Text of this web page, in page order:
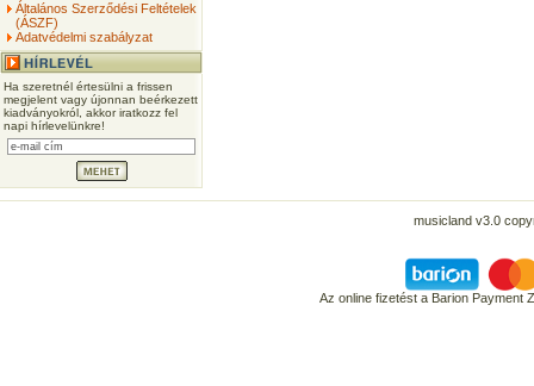
Általános Szerződési Feltételek
(ÁSZF)
Adatvédelmi szabályzat
Ha szeretnél értesülni a frissen
megjelent vagy újonnan beérkezett
kiadványokról, akkor iratkozz fel
napi hírlevelünkre!
musicland v3.0
Az online fizetést a Barion Payment